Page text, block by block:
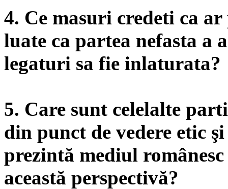
4. Ce masuri credeti ca
luate ca partea nefasta a
legaturi sa fie inlaturata?
5. Care sunt celelalte
din punct de vedere etic şi
prezintă mediul
această perspectivă?